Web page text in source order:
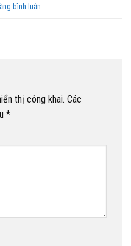
bình luận.
thị công khai. Các
*